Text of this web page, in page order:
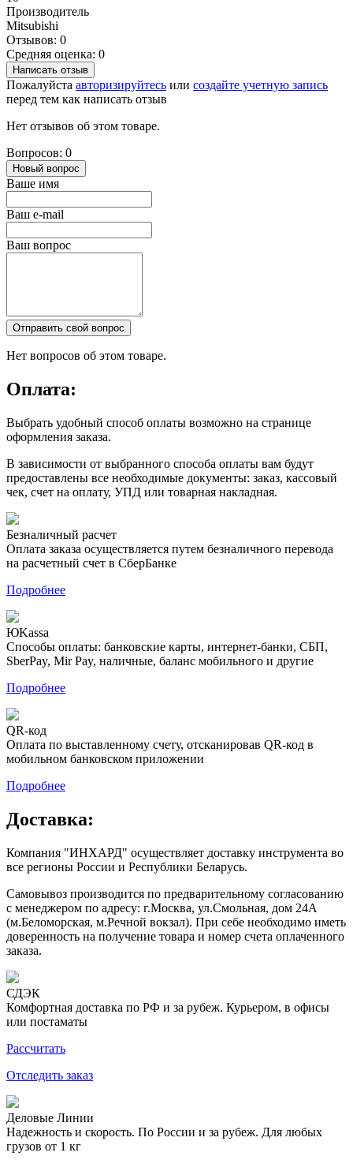
Производитель
Mitsubishi
Отзывов: 0
Средняя оценка: 0
Написать отзыв
Пожалуйста авторизируйтесь или создайте учетную запись
перед тем как написать отзыв
Нет отзывов об этом товаре.
Вопросов: 0
Новый вопрос
Ваше имя
Ваш e-mail
Ваш вопрос
Отправить свой вопрос
Нет вопросов об этом товаре.
Оплата:
Выбрать удобный способ оплаты возможно на странице
оформления заказа.
В зависимости от выбранного способа оплаты вам будут
предоставлены все необходимые документы: заказ, кассовый
чек, счет на оплату, УПД или товарная накладная.
Безналичный расчет
Оплата заказа осуществляется путем безналичного перевода
на расчетный счет в СберБанке
Подробнее
ЮKassa
Способы оплаты: банковские карты, интернет-банки, СБП,
SberPay, Mir Pay, наличные, баланс мобильного и другие
Подробнее
QR-код
Оплата по выставленному счету, отсканировав QR-код в
мобильном банковском приложении
Подробнее
Доставка:
Компания "ИНХАРД" осуществляет доставку инструмента во
все регионы России и Республики Беларусь.
Самовывоз производится по предварительному согласованию
с менеджером по адресу: г.Москва, ул.Смольная, дом 24А
(м.Беломорская, м.Речной вокзал). При себе необходимо иметь
доверенность на получение товара и номер счета оплаченного
заказа.
СДЭК
Комфортная доставка по РФ и за рубеж. Курьером, в офисы
или постаматы
Рассчитать
Отследить заказ
Деловые Линии
Надежность и скорость. По России и за рубеж. Для любых
грузов от 1 кг